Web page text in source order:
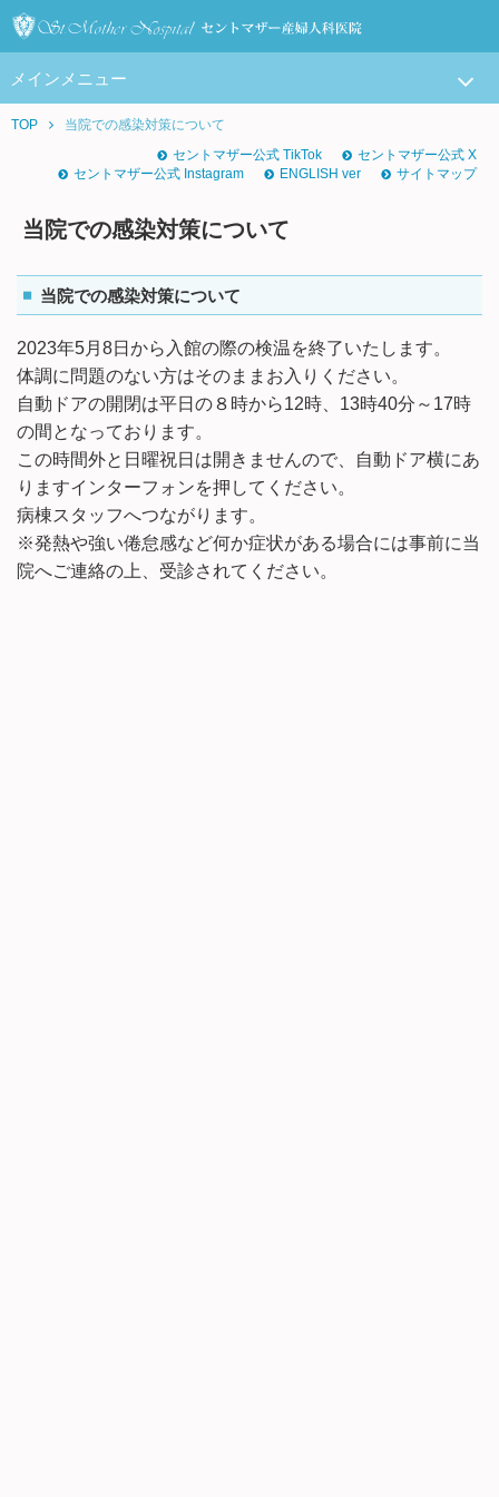
メインメニュー
TOP
当院での感染対策について
セントマザー公式 TikTok
セントマザー公式 X
セントマザー公式 Instagram
ENGLISH ver サイトマップ
当院での感染対策について
当院での感染対策について
2023年5月8日から入館の際の検温を終了いたします。
体調に問題のない方はそのままお入りください。
自動ドアの開閉は平日の８時から12時、13時40分～17時
の間となっております。
この時間外と日曜祝日は開きませんので、自動ドア横にあ
りますインターフォンを押してください。
病棟スタッフへつながります。
※発熱や強い倦怠感など何か症状がある場合には事前に当
院へご連絡の上、受診されてください。